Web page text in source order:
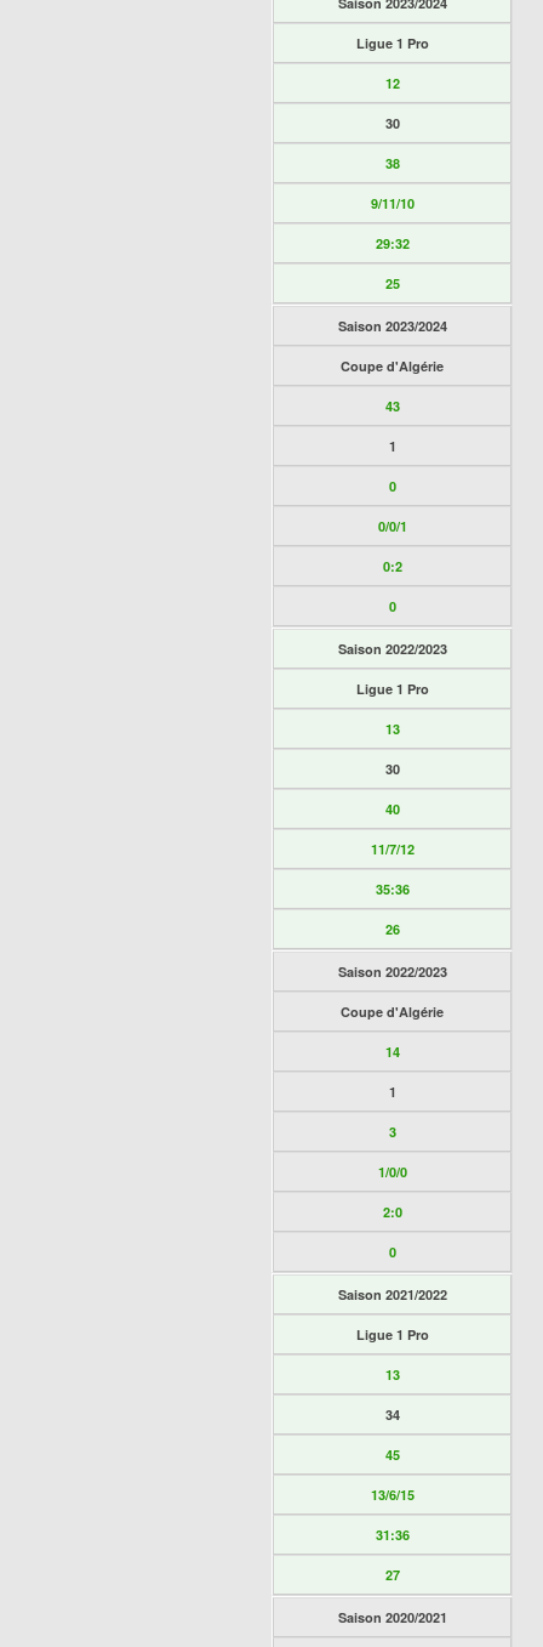
Ligue 1 Pro
12
30
38
9/11/10
29:32
25
Saison 2023/2024
Coupe d'Algérie
43
1
0
0/0/1
0:2
0
Saison 2022/2023
Ligue 1 Pro
13
30
40
11/7/12
35:36
26
Saison 2022/2023
Coupe d'Algérie
14
1
3
1/0/0
2:0
0
Saison 2021/2022
Ligue 1 Pro
13
34
45
13/6/15
31:36
27
Saison 2020/2021